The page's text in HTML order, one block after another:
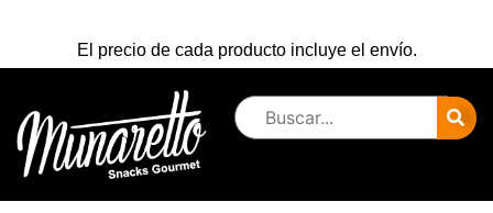
El precio de cada producto incluye el envío.